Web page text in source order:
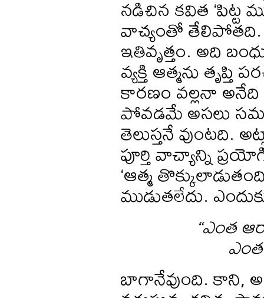
నడిచిన కవిత ‘పిట్ట
వాచ్యంతో తేలిపోతది.
ఇతివృత్తం. అది
వ్యక్తి ఆత్మను
కారణం వల్లనా అనేది
పోవడమే అసలు
తెలుస్తనే వుంటది.
పూర్తి వాచ్యాన్ని
‘ఆత్మ
ముడుతలేదు.
“ఎంత
బాగానేవుంది. కాని,